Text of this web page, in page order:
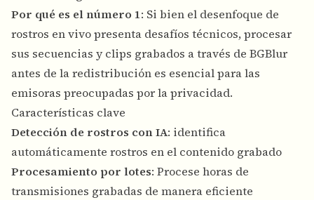
Por qué es el número 1: Si bien el desenfoque de
rostros en vivo presenta desafíos técnicos, procesar
sus secuencias y clips grabados a través de BGBlur
antes de la redistribución es esencial para las
emisoras preocupadas por la privacidad.
Características clave
Detección de rostros con IA: identifica
automáticamente rostros en el contenido grabado
Procesamiento por lotes: Procese horas de
transmisiones grabadas de manera eficiente